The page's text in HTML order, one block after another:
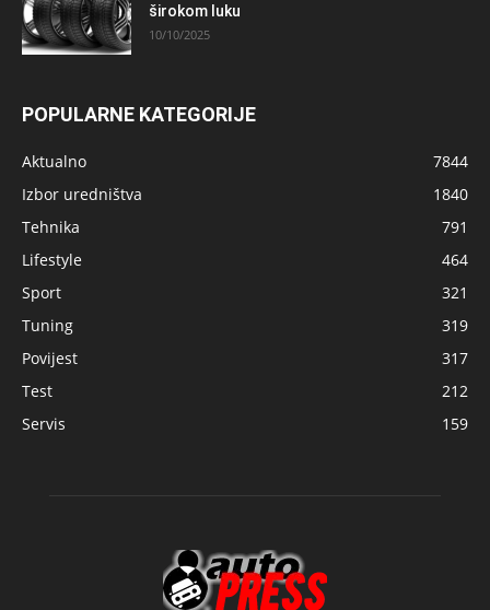
širokom luku
10/10/2025
POPULARNE KATEGORIJE
Aktualno
7844
Izbor uredništva
1840
Tehnika
791
Lifestyle
464
Sport
321
Tuning
319
Povijest
317
Test
212
Servis
159